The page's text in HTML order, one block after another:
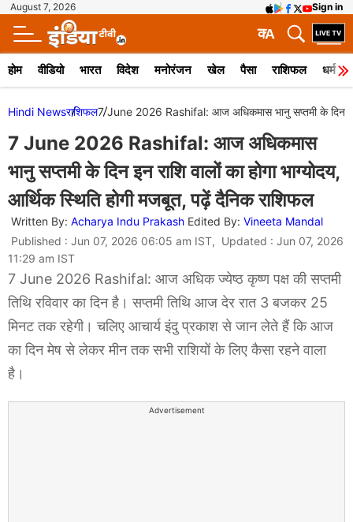
August 7, 2026 Sign in
A
क
होम वीडियो भारत विदेश मनोरंजन खेल पैसा राशिफल धर्म
Hindi Newsराशिफल7 June 2026 Rashifal: आज अधिकमास भानु सप्तमी के दिन इन
7 June 2026 Rashifal: आज अधिकमास
भानु सप्तमी के दिन इन राशि वालों का होगा भाग्योदय,
आर्थिक स्थिति होगी मजबूत, पढ़ें दैनिक राशिफल
Written By: Acharya Indu Prakash Edited By: Vineeta Mandal
Published : Jun 07, 2026 06:05 am IST, Updated : Jun 07, 2026
11:29 am IST
7 June 2026 Rashifal: आज अधिक ज्येष्ठ कृष्ण पक्ष की सप्तमी
तिथि रविवार का दिन है। सप्तमी तिथि आज देर रात 3 बजकर 25
मिनट तक रहेगी। चलिए आचार्य इंदु प्रकाश से जान लेते हैं कि आज
का दिन मेष से लेकर मीन तक सभी राशियों के लिए कैसा रहने वाला
है।
Advertisement